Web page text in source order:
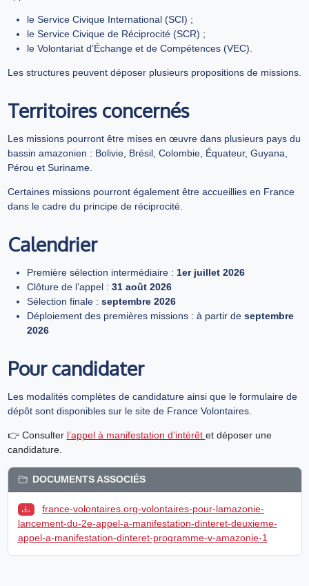
le Service Civique International (SCI) ;
le Service Civique de Réciprocité (SCR) ;
le Volontariat d’Échange et de Compétences (VEC).
Les structures peuvent déposer plusieurs propositions de missions.
Territoires concernés
Les missions pourront être mises en œuvre dans plusieurs pays du
bassin amazonien : Bolivie, Brésil, Colombie, Équateur, Guyana,
Pérou et Suriname.
Certaines missions pourront également être accueillies en France
dans le cadre du principe de réciprocité.
Calendrier
Première sélection intermédiaire : 1er juillet 2026
Clôture de l’appel : 31 août 2026
Sélection finale : septembre 2026
Déploiement des premières missions : à partir de septembre
2026
Pour candidater
Les modalités complètes de candidature ainsi que le formulaire de
dépôt sont disponibles sur le site de France Volontaires.
👉 Consulter l’appel à manifestation d’intérêt et déposer une
candidature.
DOCUMENTS ASSOCIÉS
france-volontaires.org-volontaires-pour-lamazonie-
lancement-du-2e-appel-a-manifestation-dinteret-deuxieme-
appel-a-manifestation-dinteret-programme-v-amazonie-1